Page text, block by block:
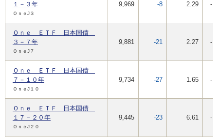
１－３年
ＯｎｅJ３
9,969 -8 2.29 -
Ｏｎｅ ＥＴＦ 日本国債
３－７年
ＯｎｅJ７
9,881 -21 2.27 -
Ｏｎｅ ＥＴＦ 日本国債
７－１０年
ＯｎｅJ１０
9,734 -27 1.65 -
Ｏｎｅ ＥＴＦ 日本国債
１７－２０年
ＯｎｅJ２０
9,445 -23 6.61 -